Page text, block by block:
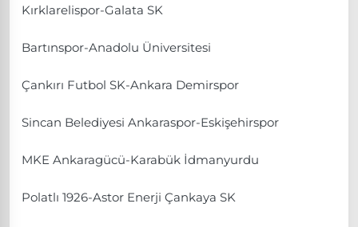
Kırklarelispor-Galata SK
Bartınspor-Anadolu Üniversitesi
Çankırı Futbol SK-Ankara Demirspor
Sincan Belediyesi Ankaraspor-Eskişehirspor
MKE Ankaragücü-Karabük İdmanyurdu
Polatlı 1926-Astor Enerji Çankaya SK